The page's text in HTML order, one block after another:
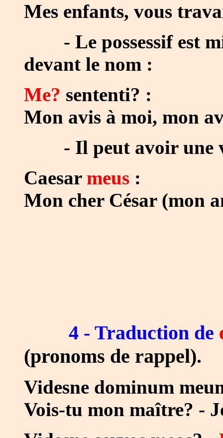
Mes enfants, vous
- Le possessif est
devant le nom :
Me? sententi? :
Mon avis à moi, mon
- Il peut avoir une
Caesar meus :
Mon cher César (mon
4 - Traduction de
(pronoms de rappel).
Videsne dominum
Vois-tu mon maître? -